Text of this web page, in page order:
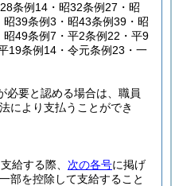
条例14・昭32条例27・昭
39条例3・昭43条例39・昭
49条例7・平2条例22・平9
19条例14・令元条例23・一
必要と認める場合は、職員
により支払うことができ
給する際、 次の各号に掲げ
部を控除して支給すること